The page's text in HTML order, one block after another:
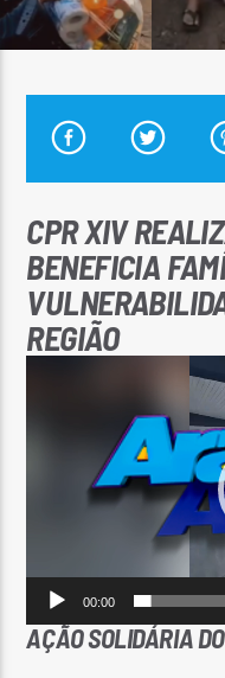
CPR XIV
BENEFICIA
REGIÃO
00:00
AÇÃO SOLIDÁRIA